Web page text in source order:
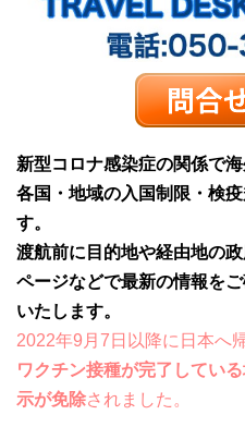
新型コロナ感染症の関係で
各国・地域の入国制限・検
す。
渡航前に目的地や経由地の
ページなどで最新の情報を
いたします。
2022年9月7日以降に日本へ
ワクチン接種が完了してい
示が免除されました。